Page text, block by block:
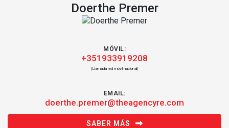
Doerthe Premer
MÓVIL:
+351933919208
(Llamada red móvil nacional)
EMAIL:
doerthe.premer@theagencyre.com
SABER MÁS